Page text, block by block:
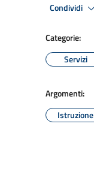
Condividi
Categorie:
Servizi
Argomenti:
Istruzione